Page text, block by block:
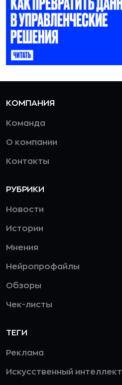
КОМПАНИЯ
Команда
О компании
Контакты
РУБРИКИ
Новости
Истории
Мнения
Нейропрофайлы
Обзоры
Чек-листы
ТЕГИ
Реклама
Искусственный интеллект